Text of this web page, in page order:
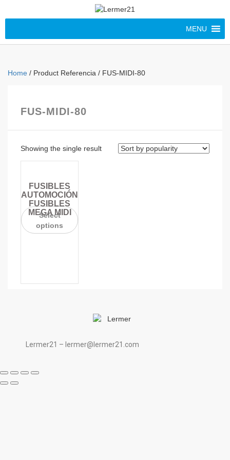
MENU
Home / Product Referencia / FUS-MIDI-80
FUS-MIDI-80
Showing the single result
FUSIBLES
AUTOMOCIÓN
FUSIBLES
MEGA MIDI
Select
options
Lermer21 – lermer@lermer21.com